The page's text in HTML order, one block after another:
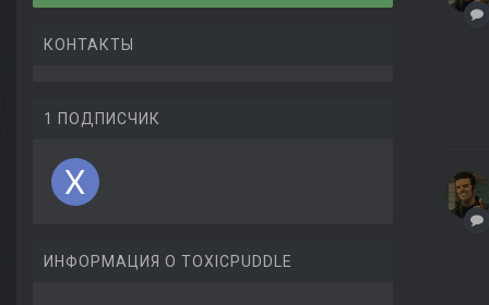
КОНТАКТЫ
1 ПОДПИСЧИК
ИНФОРМАЦИЯ О TOXICPUDDLE